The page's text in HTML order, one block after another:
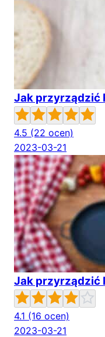
Jak przyrządzić
4.5 (22 ocen)
2023-03-21
Jak przyrządzić
4.1 (16 ocen)
2023-03-21